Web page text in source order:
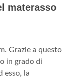
materasso
Grazie a questo
in grado di
esso, la